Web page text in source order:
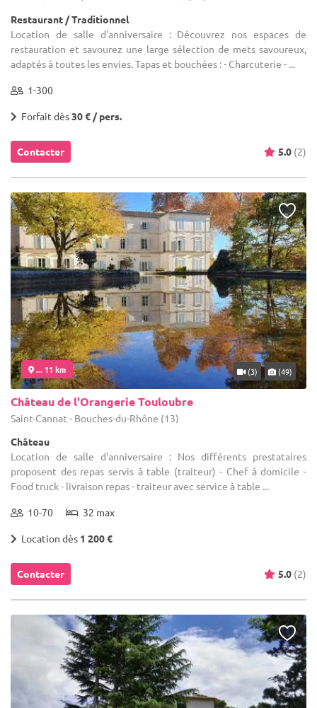
Restaurant / Traditionnel
Location de salle d'anniversaire : Découvrez nos espaces de
restauration et savourez une large sélection de mets savoureux,
adaptés à toutes les envies. Tapas et bouchées : - Charcuterie - ...
1-300
Forfait dès30 € / pers.
Contacter 5.0 (2)
... 11 km (3) (49)
Château de l'Orangerie Touloubre
Saint-Cannat - Bouches-du-Rhône (13)
Château
Location de salle d'anniversaire : Nos différents prestataires
proposent des repas servis à table (traiteur) - Chef à domicile -
Food truck - livraison repas - traiteur avec service à table ...
10-70 32 max
Location dès 1 200 €
Contacter 5.0 (2)